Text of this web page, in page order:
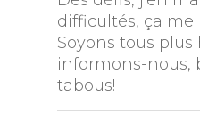
difficultés, ça me
Soyons tous
informons-nous,
tabous!